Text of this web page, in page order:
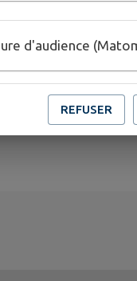
d'audience
REFUSER